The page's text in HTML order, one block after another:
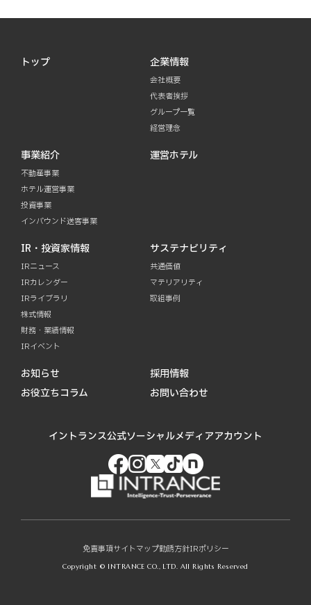
トップ 企業情報
会社概要
代表者挨拶
グループ一覧
経営理念
事業紹介
不動産事業
ホテル運営事業
投資事業
インバウンド送客事業
運営ホテル
IR・投資家情報
IRニュース
IRカレンダー
IRライブラリ
株式情報
財務・業績情報
IRイベント
サステナビリティ
共通価値
マテリアリティ
取組事例
お知らせ
お役立ちコラム
採用情報
お問い合わせ
イントランス公式ソーシャルメディアアカウント
免責事項サイトマップ勧誘方針IRポリシー
Copyright © INTRANCE CO., LTD. All Rights Reserved